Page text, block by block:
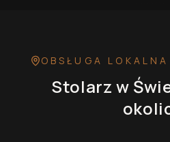
OBSŁUGA LOKALNA
Stolarz w